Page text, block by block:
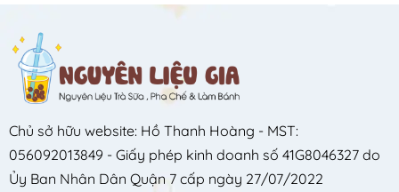
Chủ sở hữu website: Hồ Thanh Hoàng - MST:
056092013849 - Giấy phép kinh doanh số 41G8046327 do
Ủy Ban Nhân Dân Quận 7 cấp ngày 27/07/2022